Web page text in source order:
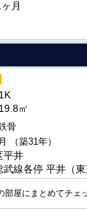
月
1K
19.8㎡
骨
（築31年）
平井
武線各停 平井（
部屋にまとめてチェ